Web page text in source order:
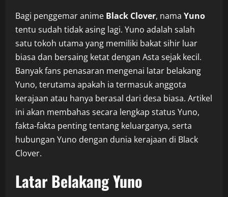
Bagi penggemar anime Black Clover, nama Yuno
tentu sudah tidak asing lagi. Yuno adalah salah
satu tokoh utama yang memiliki bakat sihir luar
biasa dan bersaing ketat dengan Asta sejak kecil.
Banyak fans penasaran mengenai latar belakang
Yuno, terutama apakah ia termasuk anggota
kerajaan atau hanya berasal dari desa biasa. Artikel
ini akan membahas secara lengkap status Yuno,
fakta-fakta penting tentang keluarganya, serta
hubungan Yuno dengan dunia kerajaan di Black
Clover.
Latar Belakang Yuno